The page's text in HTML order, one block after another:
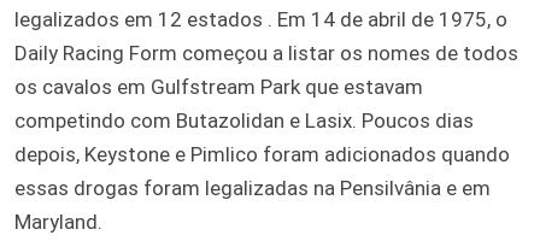
legalizados em 12 estados . Em 14 de abril de 1975, o
Daily Racing Form começou a listar os nomes de todos
os cavalos em Gulfstream Park que estavam
competindo com Butazolidan e Lasix. Poucos dias
depois, Keystone e Pimlico foram adicionados quando
essas drogas foram legalizadas na Pensilvânia e em
Maryland.